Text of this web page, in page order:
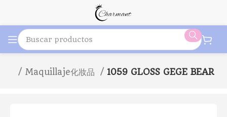
Maquillaje化妝品 1059 GLOSS GEGE BEAR